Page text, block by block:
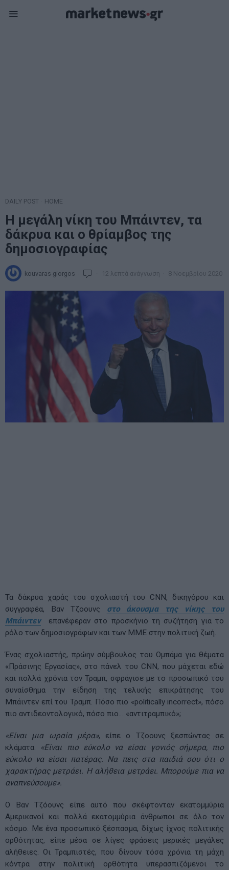
DAILY POST HOME
Η μεγάλη νίκη του Μπάιντεν, τα
δάκρυα και ο θρίαμβος της
δημοσιογραφίας
kouvaras-giorgos 12 λεπτά ανάγνωση 8 Νοεμβρίου 2020
Τα δάκρυα χαράς του σχολιαστή του CNN, δικηγόρου και
συγγραφέα, Βαν Τζοουνς στο άκουσμα της νίκης του
Μπάιντενεπανέφεραν στο προσκήνιο τη συζήτηση για το
ρόλο των δημοσιογράφων και των ΜΜΕ στην πολιτική ζωή.
Ένας σχολιαστής, πρώην σύμβουλος του Ομπάμα για θέματα
«Πράσινης Εργασίας», στο πάνελ του CNN, που μάχεται εδώ
και πολλά χρόνια τον Τραμπ, σφράγισε με το προσωπικό του
συναίσθημα την είδηση της τελικής επικράτησης του
Μπάιντεν επί του Τραμπ. Πόσο πιο «politically incorrect», πόσο
πιο αντιδεοντολογικό, πόσο πιο… «αντιτραμπικό»;
«Είναι μια ωραία μέρα», είπε ο Τζοουνς ξεσπώντας σε
κλάματα. «Είναι πιο εύκολο να είσαι γονιός σήμερα, πιο
εύκολο να είσαι πατέρας. Να πεις στα παιδιά σου ότι ο
χαρακτήρας μετράει. Η αλήθεια μετράει. Μπορούμε πια να
αναπνεύσουμε».
Ο Βαν Τζόουνς είπε αυτό που σκέφτονταν εκατομμύρια
Αμερικανοί και πολλά εκατομμύρια άνθρωποι σε όλο τον
κόσμο. Με ένα προσωπικό ξέσπασμα, δίχως ίχνος πολιτικής
ορθότητας, είπε μέσα σε λίγες φράσεις μερικές μεγάλες
αλήθειες. Οι Τραμπιστές, που δίνουν τόσα χρόνια τη μάχη
κόντρα στην πολιτική ορθότητα υπερασπιζόμενοι το